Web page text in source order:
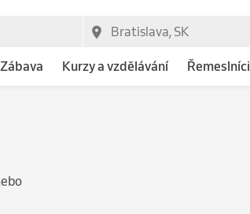
Zábava Kurzy a vzdělávání Řemeslníci